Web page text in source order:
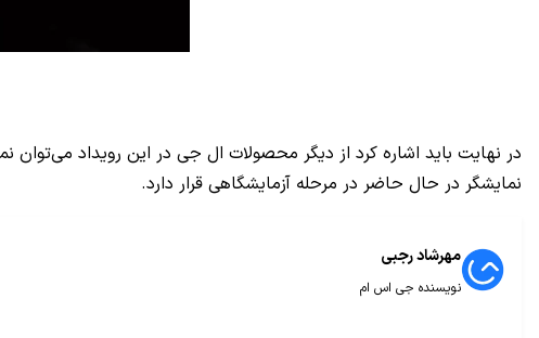
نمایشگر در حال حاضر در مرحله آزمایشگاهی قرار دارد.
مهرشاد رجبی
نویسنده جی اس ام